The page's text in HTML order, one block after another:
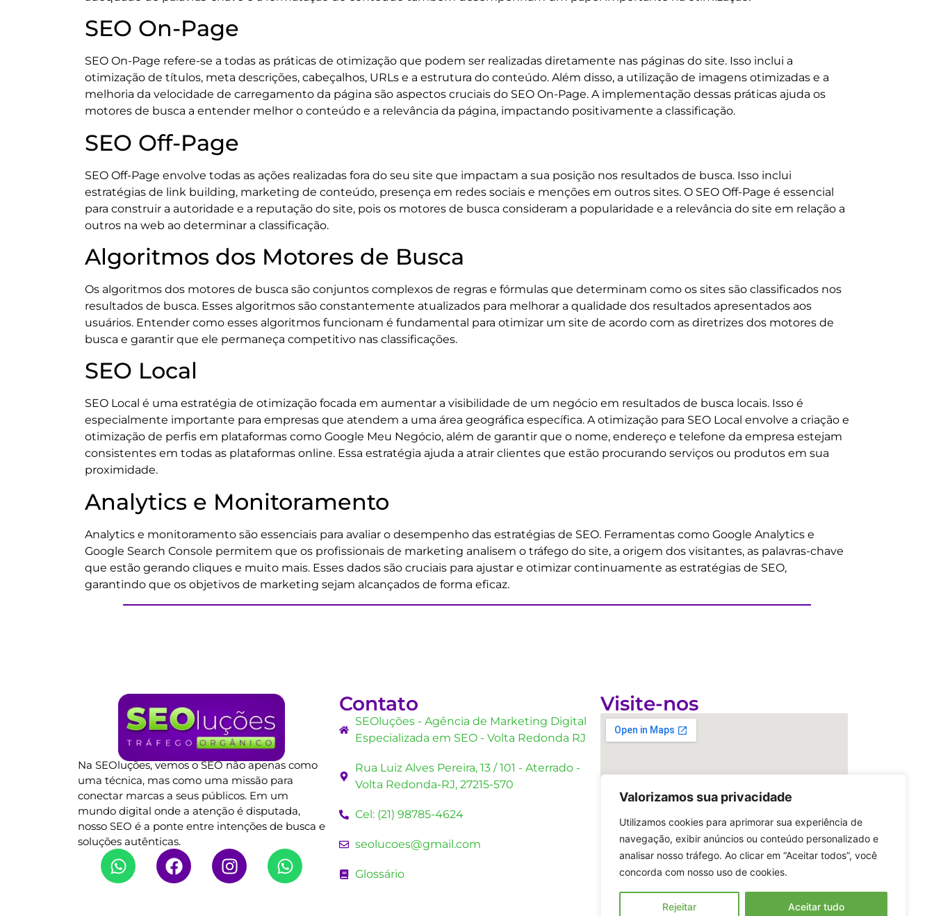
Valorizamos sua privacidade
Utilizamos cookies para aprimorar sua experiência de
navegação, exibir anúncios ou conteúdo personalizado e
analisar nosso tráfego. Ao clicar em “Aceitar todos”, você
concorda com nosso uso de cookies.
Rejeitar Aceitar tudo
SEO On-Page
SEO On-Page refere-se a todas as práticas de otimização que podem ser realizadas diretamente nas páginas do site. Isso inclui a
otimização de títulos, meta descrições, cabeçalhos, URLs e a estrutura do conteúdo. Além disso, a utilização de imagens otimizadas e a
melhoria da velocidade de carregamento da página são aspectos cruciais do SEO On-Page. A implementação dessas práticas ajuda os
motores de busca a entender melhor o conteúdo e a relevância da página, impactando positivamente a classificação.
SEO Off-Page
SEO Off-Page envolve todas as ações realizadas fora do seu site que impactam a sua posição nos resultados de busca. Isso inclui
estratégias de link building, marketing de conteúdo, presença em redes sociais e menções em outros sites. O SEO Off-Page é essencial
para construir a autoridade e a reputação do site, pois os motores de busca consideram a popularidade e a relevância do site em relação a
outros na web ao determinar a classificação.
Algoritmos dos Motores de Busca
Os algoritmos dos motores de busca são conjuntos complexos de regras e fórmulas que determinam como os sites são classificados nos
resultados de busca. Esses algoritmos são constantemente atualizados para melhorar a qualidade dos resultados apresentados aos
usuários. Entender como esses algoritmos funcionam é fundamental para otimizar um site de acordo com as diretrizes dos motores de
busca e garantir que ele permaneça competitivo nas classificações.
SEO Local
SEO Local é uma estratégia de otimização focada em aumentar a visibilidade de um negócio em resultados de busca locais. Isso é
especialmente importante para empresas que atendem a uma área geográfica específica. A otimização para SEO Local envolve a criação e
otimização de perfis em plataformas como Google Meu Negócio, além de garantir que o nome, endereço e telefone da empresa estejam
consistentes em todas as plataformas online. Essa estratégia ajuda a atrair clientes que estão procurando serviços ou produtos em sua
proximidade.
Analytics e Monitoramento
Analytics e monitoramento são essenciais para avaliar o desempenho das estratégias de SEO. Ferramentas como Google Analytics e
Google Search Console permitem que os profissionais de marketing analisem o tráfego do site, a origem dos visitantes, as palavras-chave
que estão gerando cliques e muito mais. Esses dados são cruciais para ajustar e otimizar continuamente as estratégias de SEO,
garantindo que os objetivos de marketing sejam alcançados de forma eficaz.
Na SEOluções, vemos o SEO não apenas como
uma técnica, mas como uma missão para
conectar marcas a seus públicos. Em um
mundo digital onde a atenção é disputada,
nosso SEO é a ponte entre intenções de busca e
soluções autênticas.
Contato
SEOluções - Agência de Marketing Digital
Especializada em SEO - Volta Redonda RJ
Rua Luiz Alves Pereira, 13 / 101 - Aterrado -
Volta Redonda-RJ, 27215-570
Cel: (21) 98785-4624
seolucoes@gmail.com
Glossário
Visite-nos